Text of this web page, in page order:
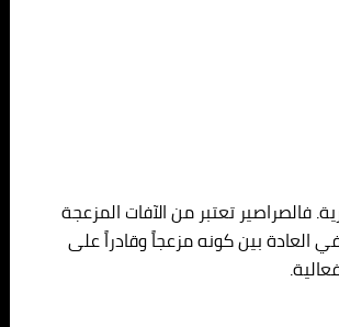
فالصراصير تعتبر من الآفات المزعجة
العادة بين كونه مزعجاً وقادراً على